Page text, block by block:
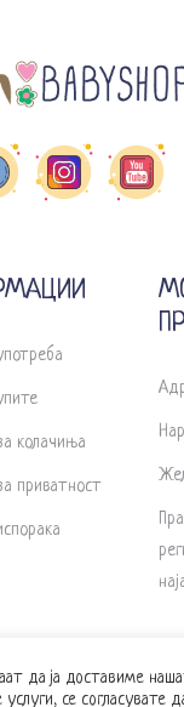
колачиња
приватност
да ја доставиме
се согласувате